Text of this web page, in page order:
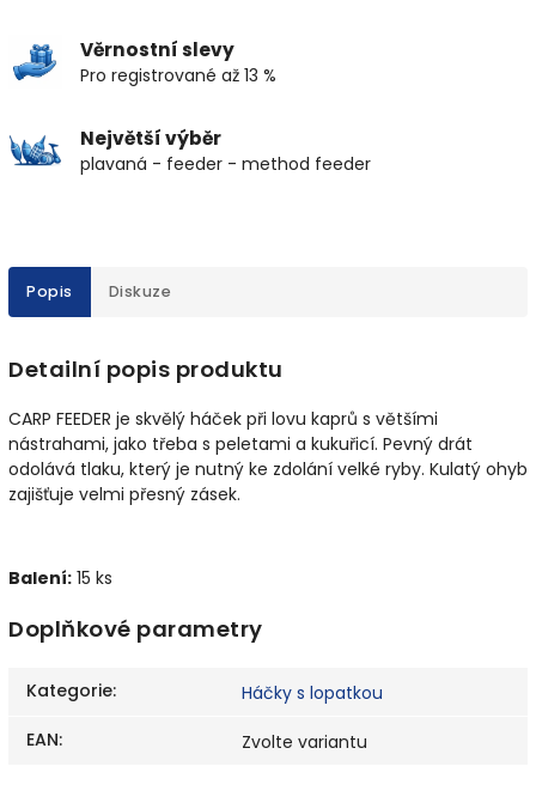
Věrnostní slevy
Pro registrované až 13 %
Největší výběr
plavaná - feeder - method feeder
Popis Diskuze
Detailní popis produktu
CARP FEEDER je skvělý háček při lovu kaprů s většími
nástrahami, jako třeba s peletami a kukuřicí. Pevný drát
odolává tlaku, který je nutný ke zdolání velké ryby. Kulatý ohyb
zajišťuje velmi přesný zásek.
Balení: 15 ks
Doplňkové parametry
Kategorie:
Háčky s lopatkou
EAN: Zvolte variantu